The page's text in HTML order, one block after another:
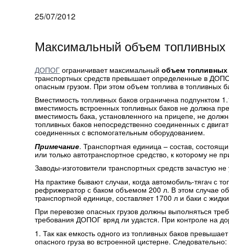
25/07/2012
Максимальный объем топливных
ДОПОГ ограничивает максимальный объем топливных
транспортных средств превышает определенные в
опасным грузом. При этом объем топлива в топливных
Вместимость топливных баков ограничена
вместимость встроенных топливных баков не должна
вместимость бака, установленного на прицепе, не
топливных баков непосредственно соединенных с
соединенных с вспомогательным оборудованием.
Примечание. Транспортная единица – состав,
или только автотранспортное средство, к которому не
Заводы-изготовители транспортных средств зачастую
На практике бывают случаи, когда автомобиль-тягач с
рефрижератор с баком объемом 200 л. В этом случае
транспортной единице, составляет 1700 л и баки с
При перевозке опасных грузов должны выполняться
требования ДОПОГ вряд ли удастся. При контроле на
1. Так как емкость одного из топливных баков
опасного груза во встроенной цистерне. Следовательно: